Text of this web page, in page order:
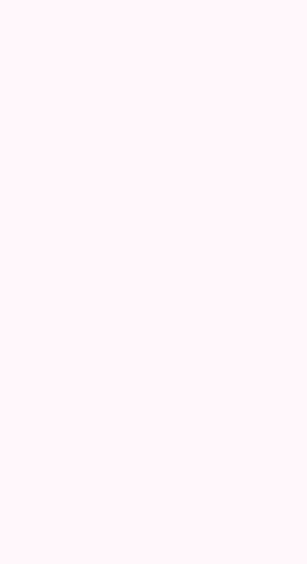
як
за